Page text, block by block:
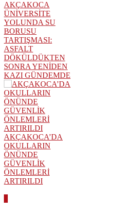
AKÇAKOCA
ÜNİVERSİTE
YOLUNDA SU
BORUSU
TARTIŞMASI:
ASFALT
DÖKÜLDÜKTEN
SONRA YENİDEN
KAZI GÜNDEMDE
AKÇAKOCA’DA
OKULLARIN
ÖNÜNDE
GÜVENLİK
ÖNLEMLERİ
ARTIRILDI